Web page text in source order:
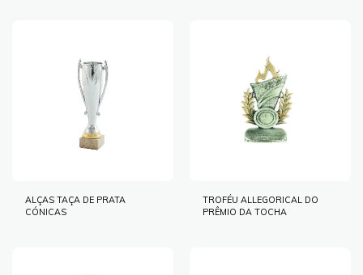
ALÇAS TAÇA DE PRATA
CÓNICAS
TROFÉU ALLEGORICAL DO
PRÊMIO DA TOCHA